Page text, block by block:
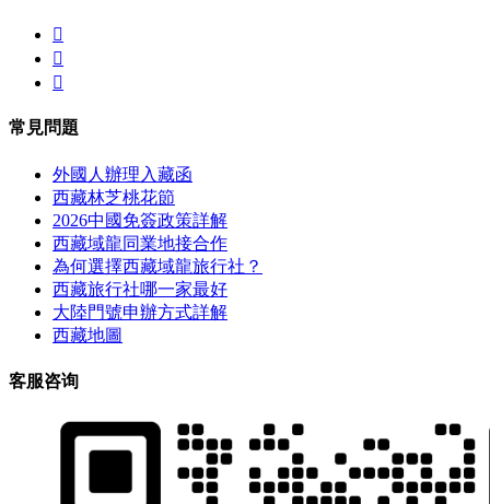



常見問題
外國人辦理入藏函
西藏林芝桃花節
2026中國免簽政策詳解
西藏域龍同業地接合作
為何選擇西藏域龍旅行社？
西藏旅行社哪一家最好
大陸門號申辦方式詳解
西藏地圖
客服咨询